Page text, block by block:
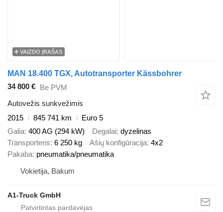
VAIZDO ĮRAŠAS
MAN 18.400 TGX, Autotransporter Kässbohrer
34 800 € Be PVM
Autovežis sunkvežimis
2015
845 741 km
Euro 5
Galia 400 AG (294 kW) Degalai dyzelinas
Transporteris 6 250 kg Ašių konfigūracija 4x2
Pakaba pneumatika/pneumatika
Vokietija, Bakum
A1-Truck GmbH